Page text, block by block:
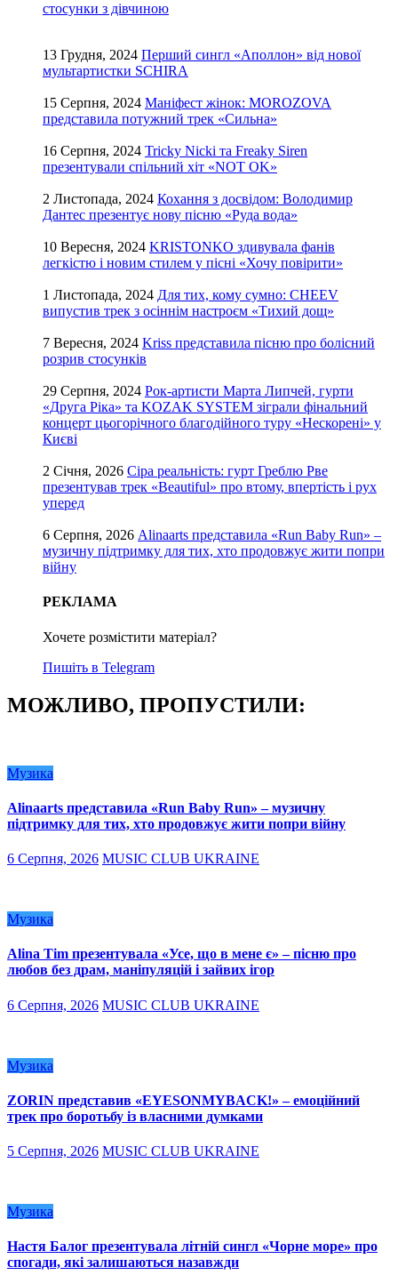
стосунки з дівчиною
13 Грудня, 2024 Перший сингл «Аполлон» від нової
мультартистки SCHIRA
15 Серпня, 2024 Маніфест жінок: MOROZOVA
представила потужний трек «Сильна»
16 Серпня, 2024 Tricky Nicki та Freaky Siren
презентували спільний хіт «NOT OK»
2 Листопада, 2024 Кохання з досвідом: Володимир
Дантес презентує нову пісню «Руда вода»
10 Вересня, 2024 KRISTONKO здивувала фанів
легкістю і новим стилем у пісні «Хочу повірити»
1 Листопада, 2024 Для тих, кому сумно: CHEEV
випустив трек з осіннім настроєм «Тихий дощ»
7 Вересня, 2024 Kriss представила пісню про болісний
розрив стосунків
29 Серпня, 2024 Рок-артисти Марта Липчей, гурти
«Друга Ріка» та KOZAK SYSTEM зіграли фінальний
концерт цьогорічного благодійного туру «Нескорені» у
Києві
2 Січня, 2026 Сіра реальність: гурт Греблю Рве
презентував трек «Beautiful» про втому, впертість і рух
уперед
6 Серпня, 2026 Alinaarts представила «Run Baby Run» –
музичну підтримку для тих, хто продовжує жити попри
війну
РЕКЛАМА
Хочете розмістити матеріал?
Пишіть в Telegram
МОЖЛИВО, ПРОПУСТИЛИ:
Музика
Alinaarts представила «Run Baby Run» – музичну
підтримку для тих, хто продовжує жити попри війну
6 Серпня, 2026 MUSIC CLUB UKRAINE
Музика
Alina Tim презентувала «Усе, що в мене є» – пісню про
любов без драм, маніпуляцій і зайвих ігор
6 Серпня, 2026 MUSIC CLUB UKRAINE
Музика
ZORIN представив «EYESONMYBACK!» – емоційний
трек про боротьбу із власними думками
5 Серпня, 2026 MUSIC CLUB UKRAINE
Музика
Настя Балог презентувала літній сингл «Чорне море» про
спогади, які залишаються назавжди